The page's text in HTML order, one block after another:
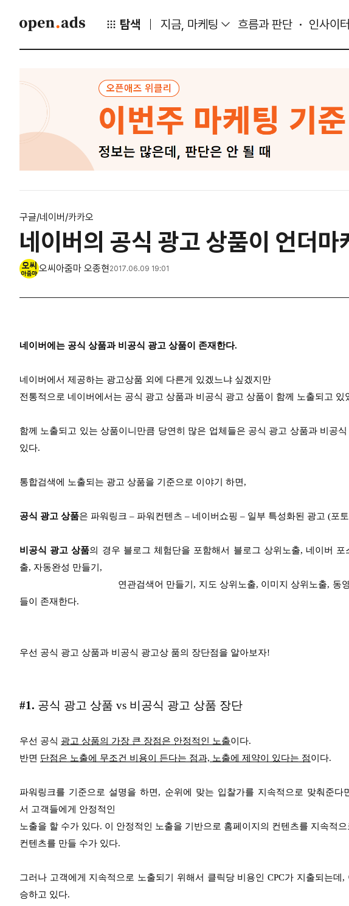
탐색 지금, 마케팅 흐름과 판단 인사이터
구글/네이버/카카오
네이버의 공식 광고 상품이 언더
오씨아줌마 오종현2017.06.09 19:01
네이버에는 공식 상품과 비공식 광고 상품이 존재한다.
네이버에서 제공하는 광고상품 외에 다른게 있겠느냐 싶겠지만
전통적으로 네이버에서는 공식 광고 상품과 비공식 광고 상품이 함께 노출되고 있
함께 노출되고 있는 상품이니만큼 당연히 많은 업체들은 공식 광고 상품과 비공
있다.
통합검색에 노출되는 광고 상품을 기준으로 이야기 하면,
공식 광고 상품은 파워링크 – 파워컨텐츠 – 네이버쇼핑 – 일부 특성화된 광고 (포
비공식 광고 상품의 경우 블로그 체험단을 포함해서 블로그 상위노출, 네이버
출, 자동완성 만들기,
연관검색어 만들기, 지도 상위노출, 이미지 상위노출, 동영상 상
들이 존재한다.
우선 공식 광고 상품과 비공식 광고상 품의 장단점을 알아보자!
#1. 공식 광고 상품 vs 비공식 광고 상품 장단
우선 공식 광고 상품의 가장 큰 장점은 안정적인 노출이다.
반면 단점은 노출에 무조건 비용이 든다는 점과, 노출에 제약이 있다는 점이다.
파워링크를 기준으로 설명을 하면, 순위에 맞는 입찰가를 지속적으로 맞춰준
서 고객들에게 안정적인
노출을 할 수가 있다. 이 안정적인 노출을 기반으로 홈페이지의 컨텐츠를 지속적
컨텐츠를 만들 수가 있다.
그러나 고객에게 지속적으로 노출되기 위해서 클릭당 비용인 CPC가 지출되는데
승하고 있다.